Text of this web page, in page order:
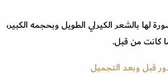
لها بالشعر الكيرلي الطويل وبحجمه الكبير،
كانت من قبل.
قبل وبعد التجميل